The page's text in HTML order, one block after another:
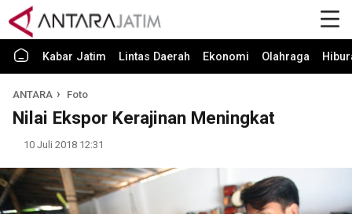
Kabar Jatim Lintas Daerah Ekonomi Olahraga
ANTARA Foto
Nilai Ekspor Kerajinan Meningkat
10 Juli 2018 12:31